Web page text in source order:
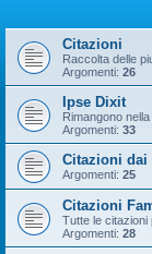
Citazioni
Raccolta delle
Argomenti: 26
Ipse Dixit
Rimangono
Argomenti: 33
Citazioni dai
Argomenti: 25
Citazioni
Tutte le citazioni
Argomenti: 28